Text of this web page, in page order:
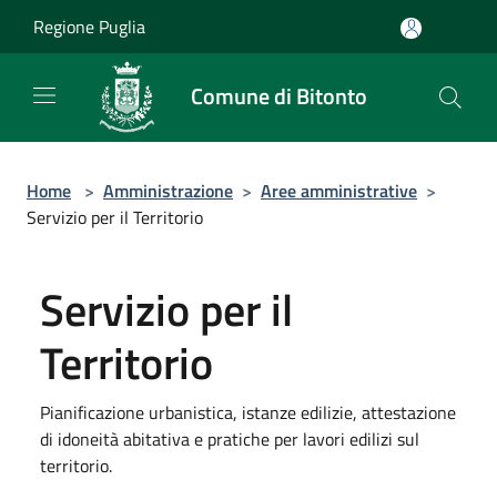
Regione Puglia
Comune di Bitonto
Home > Amministrazione > Aree amministrative >
Servizio per il Territorio
Servizio per il
Territorio
Pianificazione urbanistica, istanze edilizie, attestazione
di idoneità abitativa e pratiche per lavori edilizi sul
territorio.